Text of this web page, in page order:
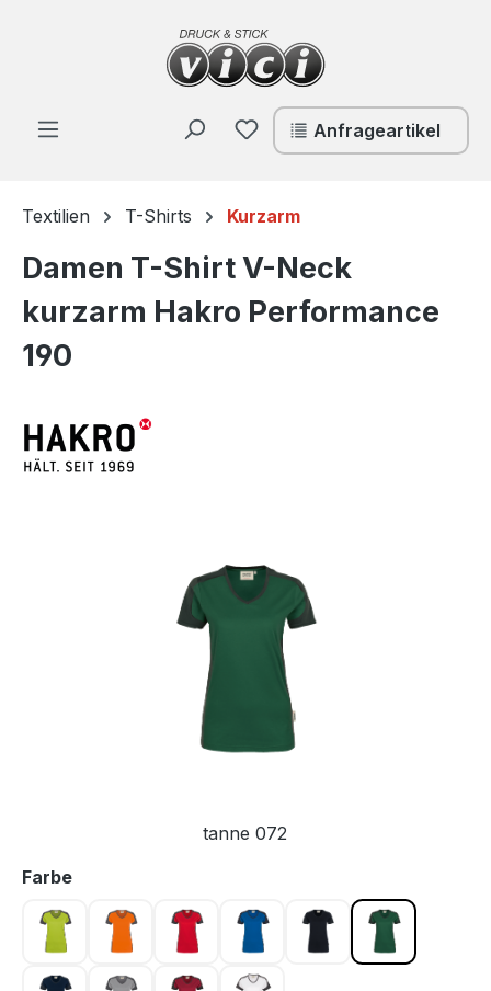
Zum Hauptinhalt springen
Du hast 0 Produkte auf
Anfrageartikel
Textilien T-Shirts Kurzarm
Damen T-Shirt V-Neck
kurzarm Hakro Performance
190
tanne 072
Farbeauswählen
kiwi 040 orange 027rot 002 royalblau 010schwarz 005tanne 072